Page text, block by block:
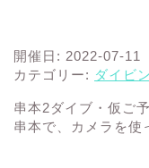
開催日: 2022-07-11
カテゴリー: ダイビ
串本2ダイブ・仮ご
串本で、カメラを使